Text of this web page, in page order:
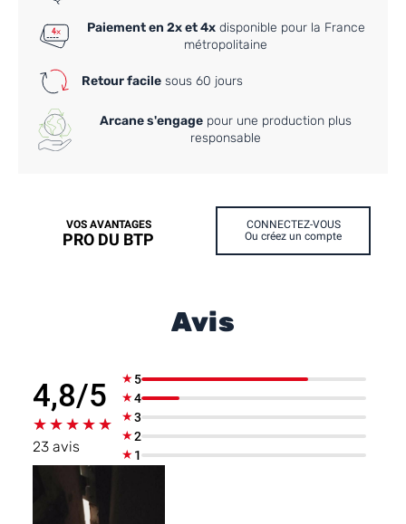
Paiement en 2x et 4xdisponible pour la France
métropolitaine
Retour facile sous 60 jours
Arcane s'engage pour une production plus
responsable
VOS AVANTAGES
PRO DU BTP
CONNECTEZ-VOUS
Ou créez un compte
Avis
4,8/5
★★★★★
★★★★★
23 avis
★5
★4
★3
★2
★1